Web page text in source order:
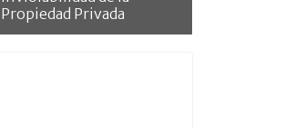
Propiedad Privada